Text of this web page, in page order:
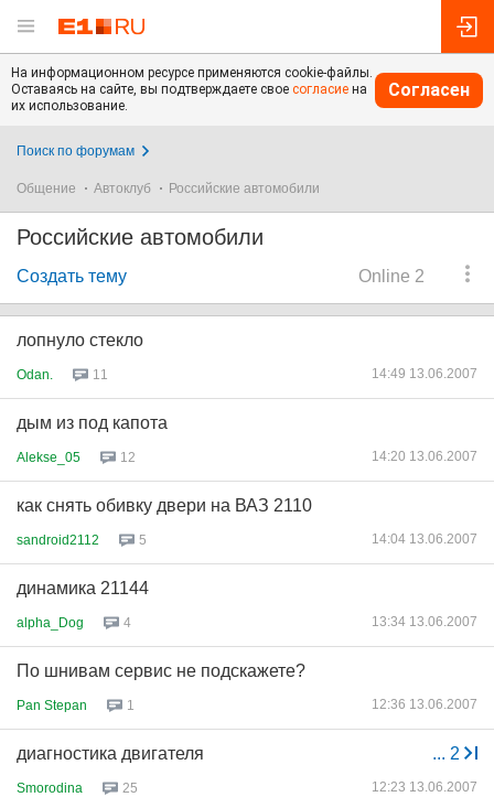
На информационном ресурсе применяются cookie-файлы.
Оставаясь на сайте, вы подтверждаете свое согласие на
их использование.
Согласен
Поиск по форумам
Общение Автоклуб Российские автомобили
Российские автомобили
Online 2
Создать тему
лопнуло стекло
Odan. 11 14:49 13.06.2007
дым из под капота
Alekse_05 12 14:20 13.06.2007
как снять обивку двери на ВАЗ 2110
sandroid2112 5 14:04 13.06.2007
динамика 21144
alpha_Dog 4 13:34 13.06.2007
По шнивам сервис не подскажете?
Pan Stepan 1 12:36 13.06.2007
... 2
диагностика двигателя
Smorodina 25 12:23 13.06.2007